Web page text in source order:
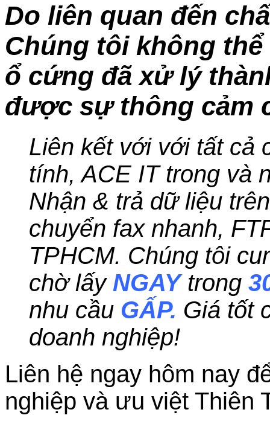
Do liên quan đến
Chúng tôi không
ổ cứng đã xử lý
được sự thông cảm
Liên kết với với tất cả
tính, ACE IT trong và
Nhận & trả dữ liệu
chuyển fax nhanh,
TPHCM. Chúng tôi
chờ lấy NGAYtrong
nhu cầu GẤP. Giá tốt
doanh nghiệp!
Liên hệ ngay hôm nay
nghiệp và ưu việt Thiên